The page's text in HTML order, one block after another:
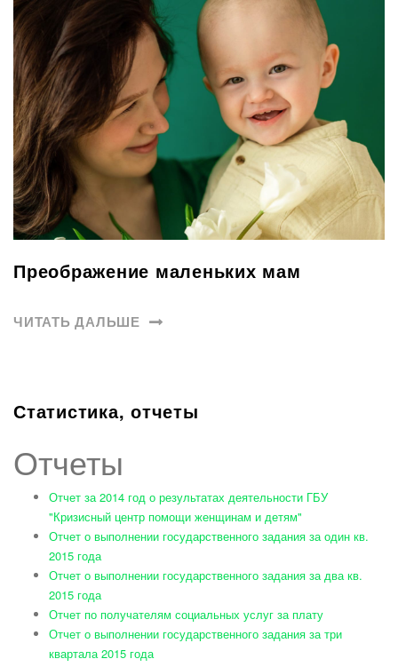
Преображение маленьких мам
ЧИТАТЬ ДАЛЬШЕ
Статистика, отчеты
Отчеты
Отчет за 2014 год о результатах деятельности ГБУ
"Кризисный центр помощи женщинам и детям"
Отчет о выполнении государственного задания за один кв.
2015 года
Отчет о выполнении государственного задания за два кв.
2015 года
Отчет по получателям социальных услуг за плату
Отчет о выполнении государственного задания за три
квартала 2015 года